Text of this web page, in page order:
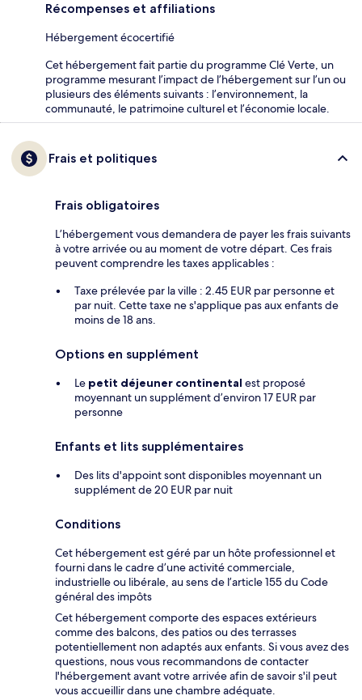
Récompenses et affiliations
Hébergement écocertifié
Cet hébergement fait partie du programme Clé Verte, un
programme mesurant l’impact de l’hébergement sur l’un ou
plusieurs des éléments suivants : l’environnement, la
communauté, le patrimoine culturel et l’économie locale.
Frais et politiques
Frais obligatoires
L’hébergement vous demandera de payer les frais suivants
à votre arrivée ou au moment de votre départ. Ces frais
peuvent comprendre les taxes applicables :
Taxe prélevée par la ville : 2.45 EUR par personne et
par nuit. Cette taxe ne s'applique pas aux enfants de
moins de 18 ans.
Options en supplément
Le petit déjeuner continental est proposé
moyennant un supplément d’environ 17 EUR par
personne
Enfants et lits supplémentaires
Des lits d'appoint sont disponibles moyennant un
supplément de 20 EUR par nuit
Conditions
Cet hébergement est géré par un hôte professionnel et
fourni dans le cadre d’une activité commerciale,
industrielle ou libérale, au sens de l’article 155 du Code
général des impôts
Cet hébergement comporte des espaces extérieurs
comme des balcons, des patios ou des terrasses
potentiellement non adaptés aux enfants. Si vous avez des
questions, nous vous recommandons de contacter
l'hébergement avant votre arrivée afin de savoir s'il peut
vous accueillir dans une chambre adéquate.